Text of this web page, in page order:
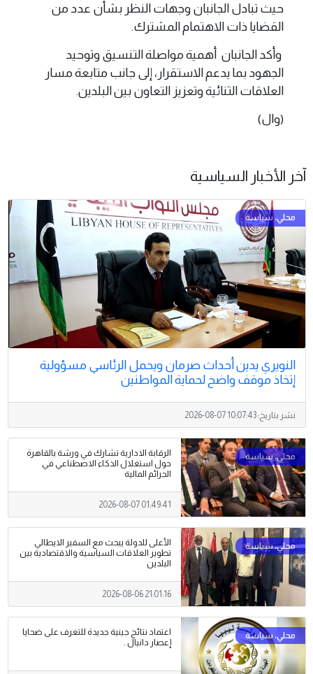
حيث تبادل الجانبان وجهات النظر بشأن عدد من
القضايا ذات الاهتمام المشترك.
وأكد الجانبان أهمية مواصلة التنسيق وتوحيد
الجهود بما يدعم الاستقرار، إلى جانب متابعة مسار
العلاقات الثنائية وتعزيز التعاون بين البلدين.
(وال)
آخر الأخبار السياسية
النويري يدين أحداث صرمان ويحمل الرئاسي مسؤولية
إتخاذ موقف واضح لحماية المواطنين
نشر بتاريخ:2026-08-07 10:07:43
الرقابة الادارية تشارك في ورشة بالقاهرة
حول استغلال الذكاء الاصطناعي في
الجرائم المالية
2026-08-07 01:49:41
الأعلى للدولة يبحث مع السفير الايطالي
تطوير العلاقات السياسية والاقتصادية بين
البلدين
2026-08-06 21:01:16
اعتماد نتائج جينية جديدة للتعرف على ضحايا
إعصار دانيال .